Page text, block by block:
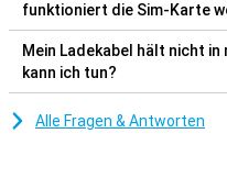
funktioniert die Sim-Karte
Mein Ladekabel hält nicht in
kann ich tun?
Alle Fragen & Antworten